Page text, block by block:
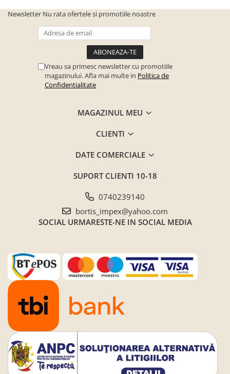
Newsletter Nu rata ofertele si promotiile noastre
Vreau sa primesc newsletter cu promotiile
magazinului. Afla mai multe in Politica de
Confidentialitate
MAGAZINUL MEU
CLIENTI
DATE COMERCIALE
SUPORT CLIENTI 10-18
0740239140
bortis_impex@yahoo.com
SOCIAL URMARESTE-NE IN SOCIAL MEDIA